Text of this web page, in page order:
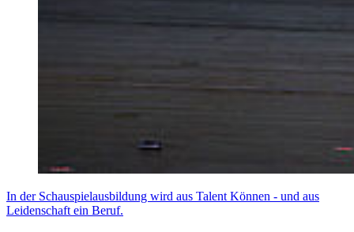
In der Schauspielausbildung wird aus Talent Können - und aus
Leidenschaft ein Beruf.